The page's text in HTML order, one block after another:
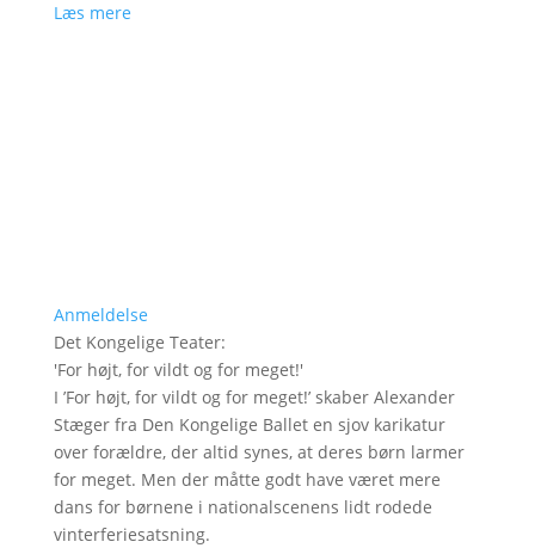
Læs mere
Anmeldelse
Det Kongelige Teater:
'For højt, for vildt og for meget!'
I ’For højt, for vildt og for meget!’ skaber Alexander
Stæger fra Den Kongelige Ballet en sjov karikatur
over forældre, der altid synes, at deres børn larmer
for meget. Men der måtte godt have været mere
dans for børnene i nationalscenens lidt rodede
vinterferiesatsning.